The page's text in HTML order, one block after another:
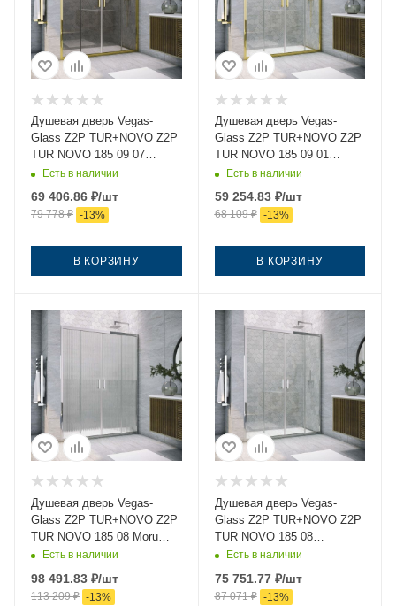
Душевая дверь Vegas-
Glass Z2P TUR+NOVO Z2P
TUR NOVO 185 09 07
185х200 стекло
тонированное профиль
золото
Есть в наличии
69 406.86 ₽/шт
79 778₽ -13%
В КОРЗИНУ
Душевая дверь Vegas-
Glass Z2P TUR+NOVO Z2P
TUR NOVO 185 09 01
185х200 стекло прозрачное
профиль золото
Есть в наличии
59 254.83₽/шт
68 109₽ -13%
В КОРЗИНУ
Душевая дверь Vegas-
Glass Z2P TUR+NOVO Z2P
TUR NOVO 185 08 Moru
185х200 стекло рифленое
Есть в наличии
98 491.83 ₽/шт
113 209₽ -13%
Душевая дверь Vegas-
Glass Z2P TUR+NOVO Z2P
TUR NOVO 185 08
crystalvision 185х200
профиль хром
Есть в наличии
75 751.77₽/шт
87 071₽ -13%